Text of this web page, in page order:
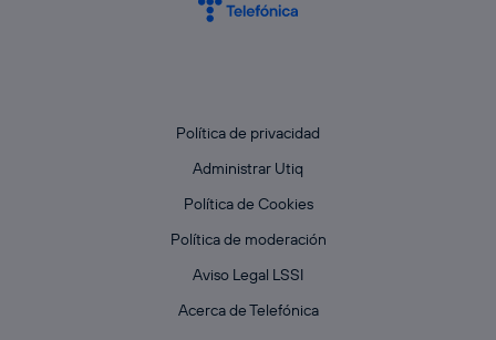
Política de privacidad
Administrar Utiq
Política de Cookies
Política de moderación
Aviso Legal LSSI
Acerca de Telefónica